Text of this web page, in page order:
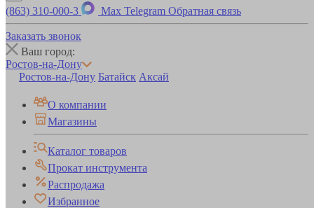
(863) 310-000-3 Max Telegram Обратная связь
Заказать звонок
Ваш город:
Ростов-на-Дону
Ростов-на-Дону Батайск Аксай
О компании
Магазины
Каталог товаров
Прокат инструмента
Распродажа
Избранное